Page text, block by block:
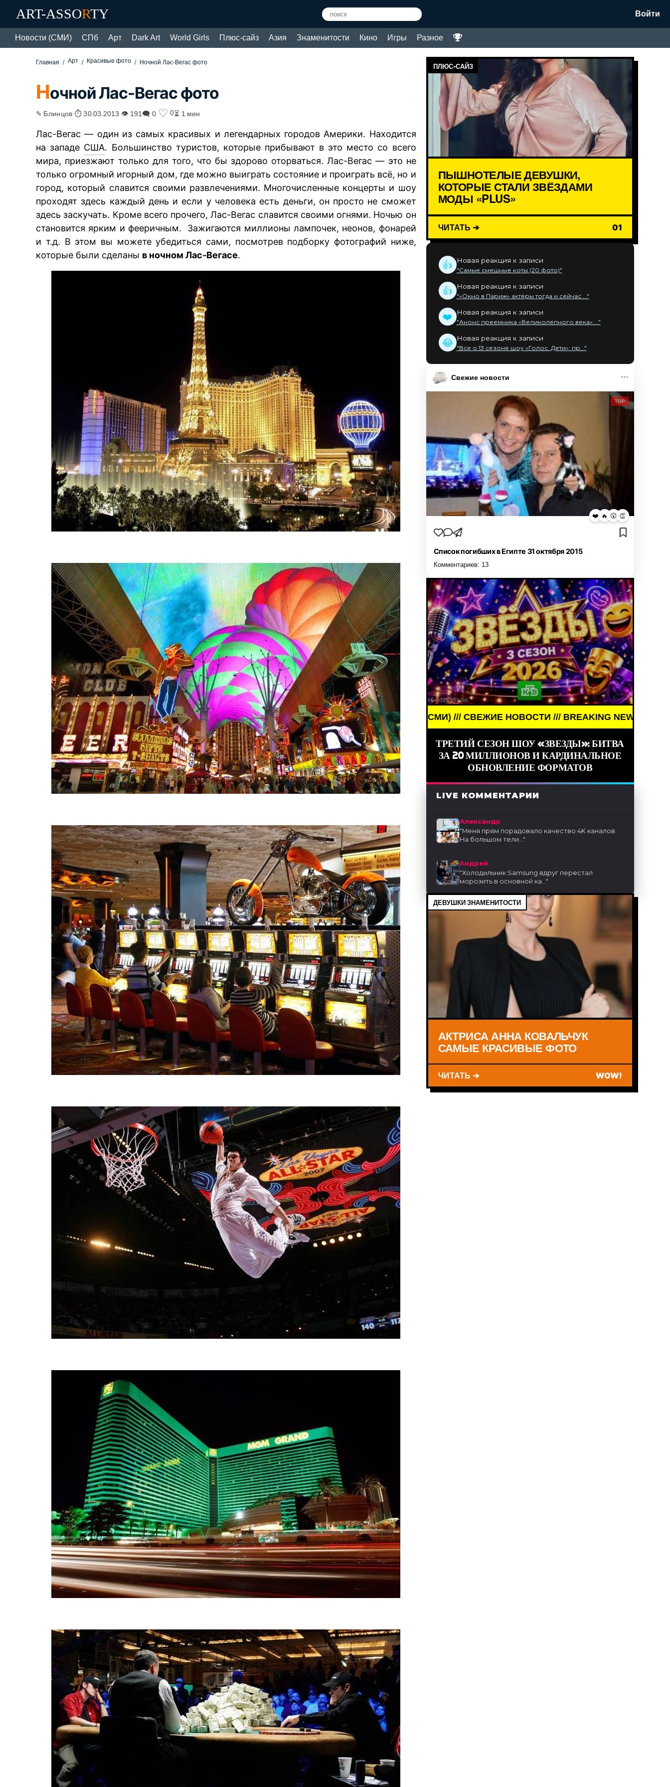
ART-ASSORTY Войти
Новости (СМИ) СПб Арт Dark Art World Girls Плюс-сайз Азия Знаменитости Кино Игры Разное
Главная Арт Красивые фото Ночной Лас-Вегас фото
Ночной Лас-Вегас фото
✎ Блинцов ⏱ 30.03.2013 👁 191 🗨 0 ♡ 0⏳ 1 мин
Лас-Вегас — один из самых красивых и легендарных городов Америки. Находится
на западе США. Большинство туристов, которые прибывают в это место со всего
мира, приезжают только для того, что бы здорово оторваться. Лас-Вегас — это не
только огромный игорный дом, где можно выиграть состояние и проиграть всё, но и
город, который славится своими развлечениями. Многочисленные концерты и шоу
проходят здесь каждый день и если у человека есть деньги, он просто не сможет
здесь заскучать. Кроме всего прочего, Лас-Вегас славится своими огнями. Ночью он
становится ярким и фееричным. Зажигаются миллионы лампочек, неонов, фонарей
и т.д. В этом вы можете убедиться сами, посмотрев подборку фотографий ниже,
которые были сделаны в ночном Лас-Вегасе.
ПЛЮС-САЙЗ
ПЫШНОТЕЛЫЕ ДЕВУШКИ,
КОТОРЫЕ СТАЛИ ЗВЁЗДАМИ
МОДЫ «PLUS»
ЧИТАТЬ ➔ 01
👍 Новая реакция к записи
"Самые смешные коты (20 фото)"
👍 Новая реакция к записи
"«Окно в Париж» актёры тогда и сейчас ..."
❤️ Новая реакция к записи
"Анонс преемника «Великолепного века»:..."
😂 Новая реакция к записи
"Все о 13 сезоне шоу «Голос. Дети»: пр..."
Свежие новости
TOP
❤️ 🔥 😮 👏
Список погибших в Египте 31 октября 2015
Комментариев: 13
BREAKING NEWS /// НОВОСТИ (СМИ) /// СВЕЖИЕ НОВОСТИ /// BREAKING NEWS /// НОВОСТИ (СМИ) ///
ТРЕТИЙ СЕЗОН ШОУ «ЗВЕЗДЫ»: БИТВА
ЗА 20 МИЛЛИОНОВ И КАРДИНАЛЬНОЕ
ОБНОВЛЕНИЕ ФОРМАТОВ
LIVE КОММЕНТАРИИ
Александр
"Меня прям порадовало качество 4K каналов.
На большом тели..."
Андрей
"Холодильник Samsung вдруг перестал
морозить в основной ка..."
ДЕВУШКИ ЗНАМЕНИТОСТИ
АКТРИСА АННА КОВАЛЬЧУК
САМЫЕ КРАСИВЫЕ ФОТО
ЧИТАТЬ ➔ WOW!